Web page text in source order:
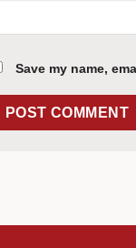
Save my name,